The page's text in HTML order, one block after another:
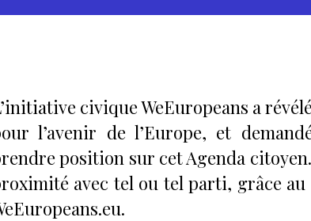
civique WeEuropeans a
l’avenir de l’Europe, et
position sur cet Agenda
avec tel ou tel parti, grâce